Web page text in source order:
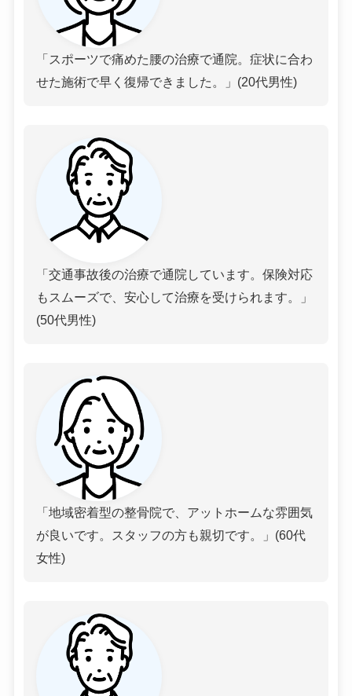
「スポーツで痛めた腰の治療で通院。症状に合わ
せた施術で早く復帰できました。」(20代男性)
「交通事故後の治療で通院しています。保険対応
もスムーズで、安心して治療を受けられます。」
(50代男性)
「地域密着型の整骨院で、アットホームな雰囲気
が良いです。スタッフの方も親切です。」(60代
女性)